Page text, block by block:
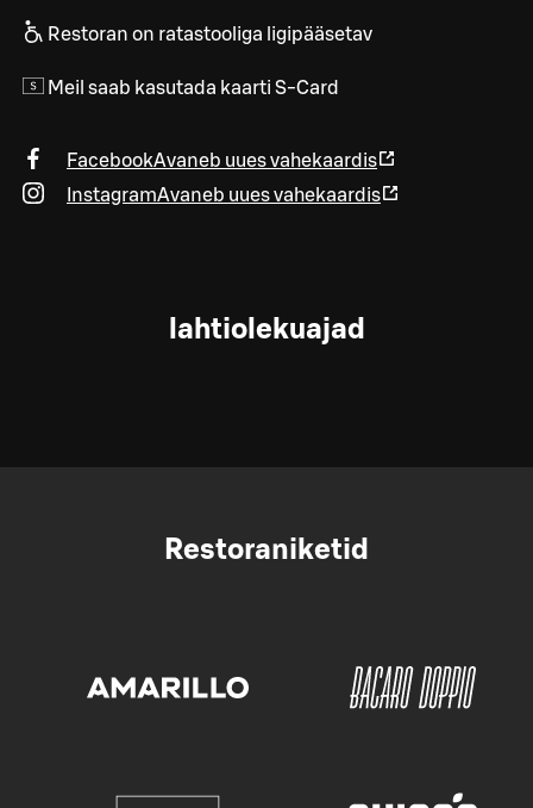
Restoran on ratastooliga ligipääsetav
Meil saab kasutada kaarti S-Card
FacebookAvaneb uues vahekaardis
InstagramAvaneb uues vahekaardis
lahtiolekuajad
Restoraniketid